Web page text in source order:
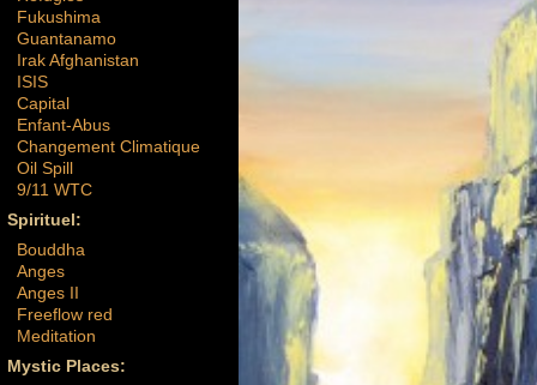
Fukushima
Guantanamo
Irak Afghanistan
ISIS
Capital
Enfant-Abus
Changement Climatique
Oil Spill
9/11 WTC
Spirituel:
Bouddha
Anges
Anges II
Freeflow red
Meditation
Mystic Places: